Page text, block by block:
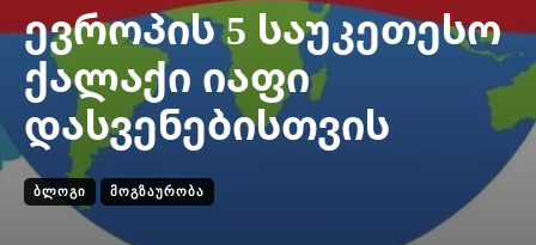
ევროპის 5 საუკეთესო
ქალაქი იაფი
დასვენებისთვის
ᲑᲚᲝᲒᲘ ᲛᲝᲒᲖᲐᲣᲠᲝᲑᲐ